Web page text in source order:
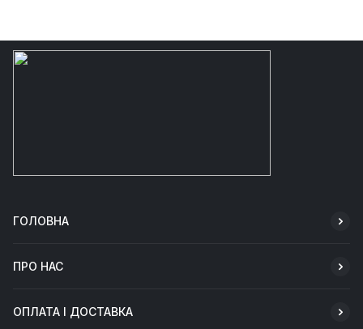
ГОЛОВНА
ПРО НАС
ОПЛАТА І ДОСТАВКА